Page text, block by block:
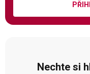
Nechte si